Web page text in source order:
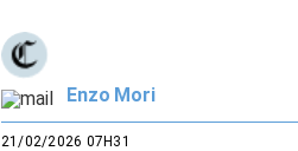
Enzo Mori
21/02/2026 07H31